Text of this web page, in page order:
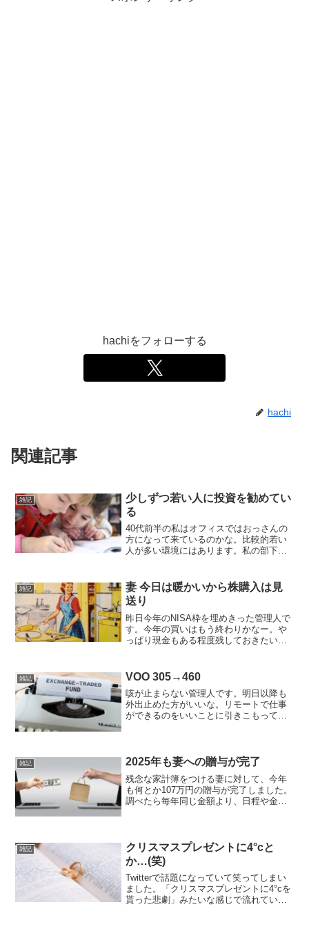
hachiをフォローする
hachi
関連記事
雑記
少しずつ若い人に投資を勧めてい
る
40代前半の私はオフィスではおっさんの
方になって来ているのかな。比較的若い
人が多い環境にはあります。私の部下で
と接することも増えてきました。たまー
にですが、雑談になっ...
雑記
妻 今日は暖かいから株購入は見
送り
昨日今年のNISA枠を埋めきった管理人で
す。今年の買いはもう終わりかなー。や
っぱり現金もある程度残しておきたい
んですが、妻は今年動いていないので買
うなら作業しますよと提...
雑記 VOO 305→460
咳が止まらない管理人です。明日以降も
外出止めた方がいいな。リモートで仕事
ができるのをいいことに引きこもってお
い増し買い増ししてき...
雑記 2025年も妻への贈与が完了
残念な家計簿をつける妻に対して、今年
も何とか107万円の贈与が完了しました。
調べたら毎年同じ金額より、日程や金額
った指輪の請求も来月...
雑記
クリスマスプレゼントに4°cと
か…(笑)
Twitterで話題になっていて笑ってしまい
ました。「クリスマスプレゼントに4°cを
貰った悲劇」みたいな感じで流れていま